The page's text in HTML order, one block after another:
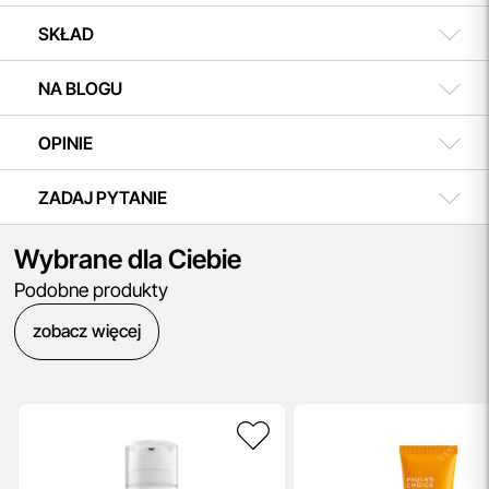
SKŁAD
NA BLOGU
OPINIE
ZADAJ PYTANIE
Wybrane dla Ciebie
Podobne produkty
zobacz więcej